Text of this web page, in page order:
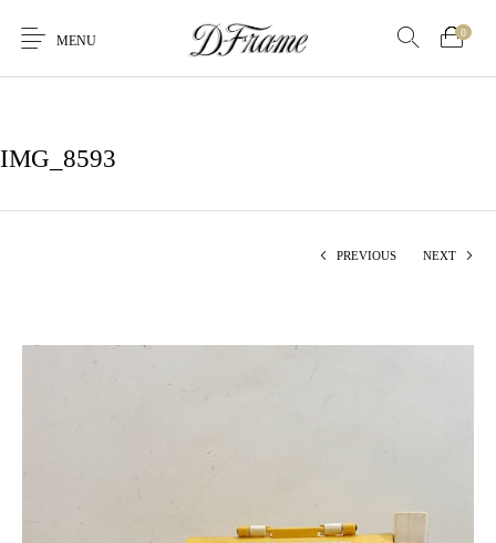
MENU
0
IMG_8593
PREVIOUS NEXT